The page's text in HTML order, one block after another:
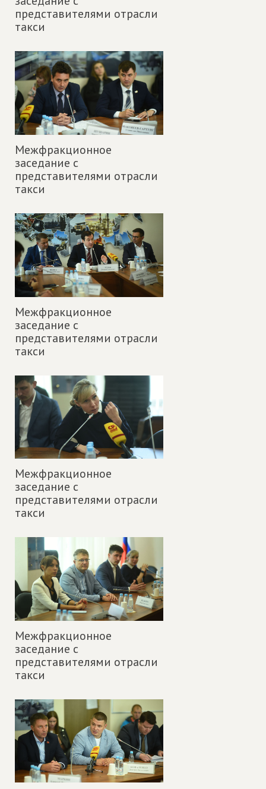
представителями отрасли
такси
Межфракционное
заседание с
представителями отрасли
такси
Межфракционное
заседание с
представителями отрасли
такси
Межфракционное
заседание с
представителями отрасли
такси
Межфракционное
заседание с
представителями отрасли
такси